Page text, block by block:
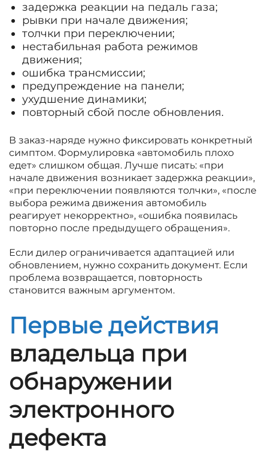
задержка реакции на педаль газа;
рывки при начале движения;
толчки при переключении;
нестабильная работа режимов
движения;
ошибка трансмиссии;
предупреждение на панели;
ухудшение динамики;
повторный сбой после обновления.
В заказ-наряде нужно фиксировать конкретный
симптом. Формулировка «автомобиль плохо
едет» слишком общая. Лучше писать: «при
начале движения возникает задержка реакции»,
«при переключении появляются толчки», «после
выбора режима движения автомобиль
реагирует некорректно», «ошибка появилась
повторно после предыдущего обращения».
Если дилер ограничивается адаптацией или
обновлением, нужно сохранить документ. Если
проблема возвращается, повторность
становится важным аргументом.
Первые действия
владельца при
обнаружении
электронного
дефекта